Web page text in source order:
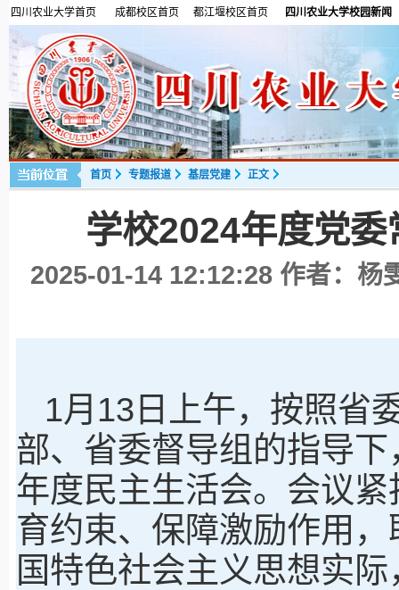
四川农业大学首页 成都校区首页 都江堰校区首页 四川农业大学校园新闻
首页 专题报道 基层党建 正文
学校2024年度党
2025-01-14 12:12:28作者：杨
1月13日上午，按照省
部、省委督导组的指导
年度民主生活会。会议
育约束、保障激励作用
国特色社会主义思想实